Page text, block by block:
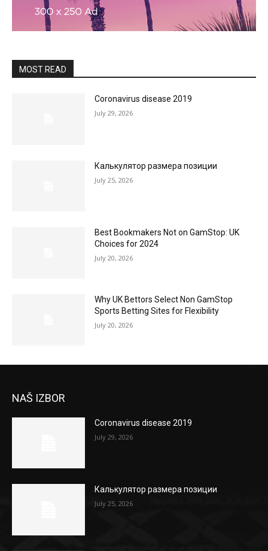
MOST READ
Coronavirus disease 2019
July 29, 2026
Калькулятор размера позиции
July 25, 2026
Best Bookmakers Not on GamStop: UK
Choices for 2024
July 20, 2026
Why UK Bettors Select Non GamStop
Sports Betting Sites for Flexibility
July 20, 2026
NAŠ IZBOR
Coronavirus disease 2019
July 29, 2026
Калькулятор размера позиции
July 25, 2026